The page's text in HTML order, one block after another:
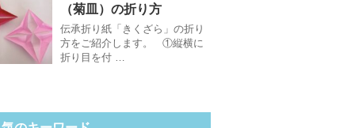
（菊皿）の折り方
伝承折り紙「きくざら」の折り
方をご紹介します。 ①縦横に
折り目を付 …